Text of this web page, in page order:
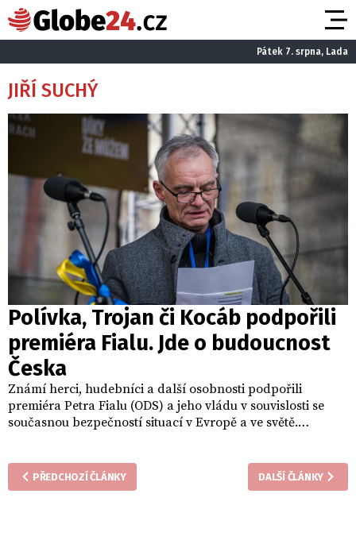
Pátek 7. srpna, Lada
JIŘÍ SUCHÝ
Polívka, Trojan či Kocáb podpořili
premiéra Fialu. Jde o budoucnost
Česka
Známí herci, hudebníci a další osobnosti podpořili
premiéra Petra Fialu (ODS) a jeho vládu v souvislosti se
současnou bezpečností situací v Evropě a ve světě.
Česka.PŘEDCHOZÍ ČLÁNKY DALŠÍ ČLÁNKY